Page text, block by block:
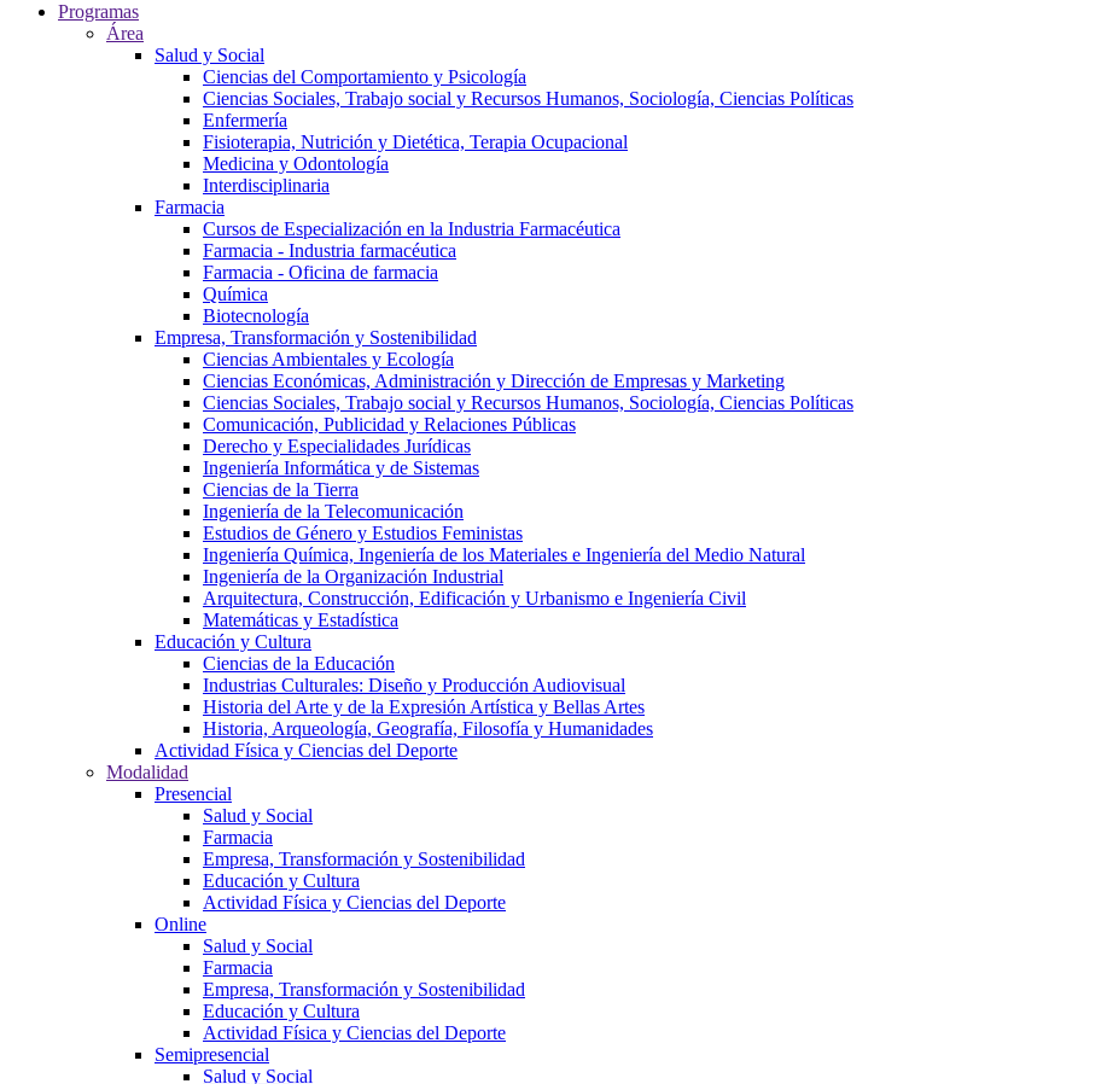
Programas
Área
Salud y Social
Ciencias del Comportamiento y Psicología
Ciencias Sociales, Trabajo social y Recursos Humanos, Sociología, Ciencias Políticas
Enfermería
Fisioterapia, Nutrición y Dietética, Terapia Ocupacional
Medicina y Odontología
Interdisciplinaria
Farmacia
Cursos de Especialización en la Industria Farmacéutica
Farmacia - Industria farmacéutica
Farmacia - Oficina de farmacia
Química
Biotecnología
Empresa, Transformación y Sostenibilidad
Ciencias Ambientales y Ecología
Ciencias Económicas, Administración y Dirección de Empresas y Marketing
Ciencias Sociales, Trabajo social y Recursos Humanos, Sociología, Ciencias Políticas
Comunicación, Publicidad y Relaciones Públicas
Derecho y Especialidades Jurídicas
Ingeniería Informática y de Sistemas
Ciencias de la Tierra
Ingeniería de la Telecomunicación
Estudios de Género y Estudios Feministas
Ingeniería Química, Ingeniería de los Materiales e Ingeniería del Medio Natural
Ingeniería de la Organización Industrial
Arquitectura, Construcción, Edificación y Urbanismo e Ingeniería Civil
Matemáticas y Estadística
Educación y Cultura
Ciencias de la Educación
Industrias Culturales: Diseño y Producción Audiovisual
Historia del Arte y de la Expresión Artística y Bellas Artes
Historia, Arqueología, Geografía, Filosofía y Humanidades
Actividad Física y Ciencias del Deporte
Modalidad
Presencial
Salud y Social
Farmacia
Empresa, Transformación y Sostenibilidad
Educación y Cultura
Actividad Física y Ciencias del Deporte
Online
Salud y Social
Farmacia
Empresa, Transformación y Sostenibilidad
Educación y Cultura
Actividad Física y Ciencias del Deporte
Semipresencial
Salud y Social